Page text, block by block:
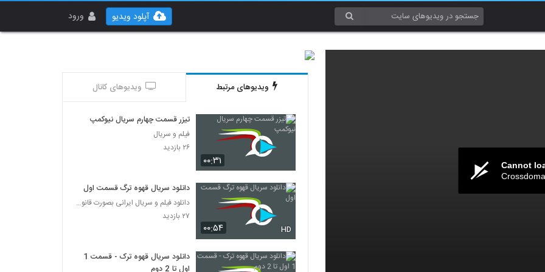
ورود آپلود ویدیو
Cannot
ویدیوهای مرتبط ویدیوهای کانال
۰۰:۳۱
تیزر قسمت چهارم سریال نیوکمپ
فیلم و سریال
۲۶ بازدید
۰۰:۵۴ HD
دانلود سریال قهوه ترگ قسمت اول
دانلود فیلم و سریال ایرانی بصورت قانونی
۲۷ بازدید
دانلود سریال قهوه ترک - قسمت 1
اول تا 2 دوم